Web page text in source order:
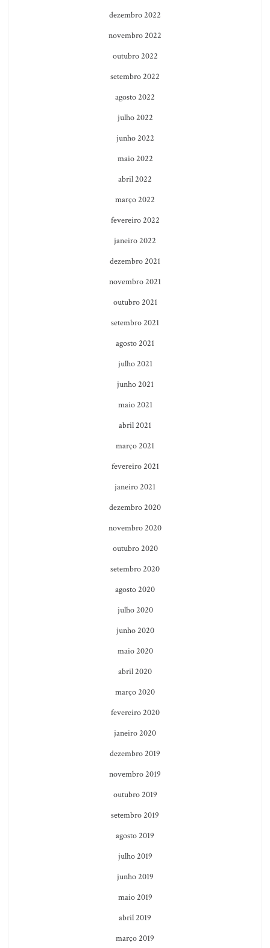
dezembro 2022
novembro 2022
outubro 2022
setembro 2022
agosto 2022
julho 2022
junho 2022
maio 2022
abril 2022
março 2022
fevereiro 2022
janeiro 2022
dezembro 2021
novembro 2021
outubro 2021
setembro 2021
agosto 2021
julho 2021
junho 2021
maio 2021
abril 2021
março 2021
fevereiro 2021
janeiro 2021
dezembro 2020
novembro 2020
outubro 2020
setembro 2020
agosto 2020
julho 2020
junho 2020
maio 2020
abril 2020
março 2020
fevereiro 2020
janeiro 2020
dezembro 2019
novembro 2019
outubro 2019
setembro 2019
agosto 2019
julho 2019
junho 2019
maio 2019
abril 2019
março 2019